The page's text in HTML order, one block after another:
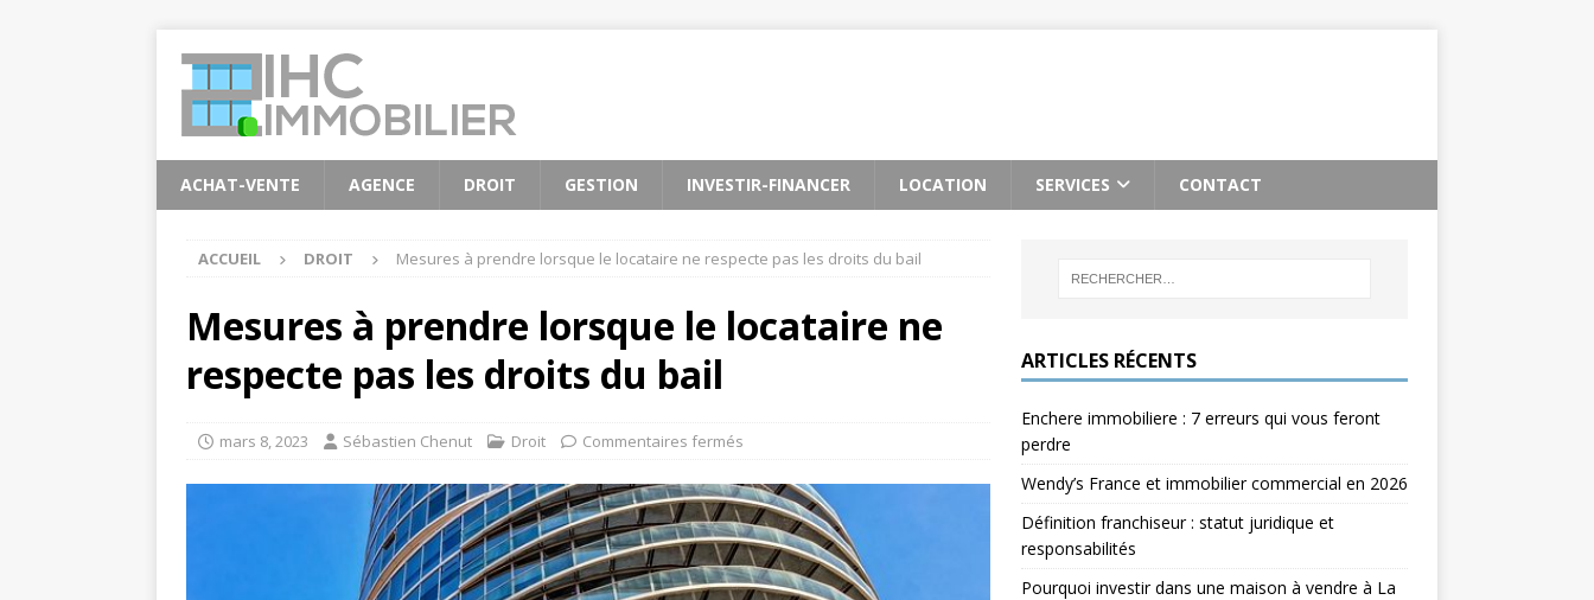
ACHAT-VENTE AGENCE DROIT GESTION INVESTIR-FINANCER LOCATION SERVICES CONTACT
ACCUEIL DROIT Mesures à prendre lorsque le locataire ne respecte pas les droits du bail
Mesures à prendre lorsque le locataire ne
respecte pas les droits du bail
mars 8, 2023 Sébastien Chenut Droit Commentaires fermés
ARTICLES RÉCENTS
Enchere immobiliere : 7 erreurs qui vous feront
perdre
Wendy’s France et immobilier commercial en 2026
Définition franchiseur : statut juridique et
responsabilités
Pourquoi investir dans une maison à vendre à La